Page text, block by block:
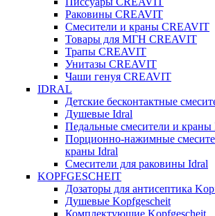
Раковины CREAVIT
Смесители и краны CREAVIT
Товары для МГН CREAVIT
Трапы CREAVIT
Унитазы CREAVIT
Чаши генуя CREAVIT
IDRAL
Детские бесконтактные
Душевые Idral
Педальные смесители и краны
Порционно-нажимные
краны Idral
Смеcители для раковины Idral
KOPFGESCHEIT
Дозаторы для антисептика
Душевые Kopfgescheit
Комплектующие Kopfgescheit